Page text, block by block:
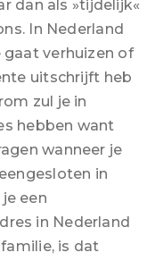
dan als »tijdelijk«
In Nederland
gaat verhuizen of
uitschrijft heb
zul je in
hebben want
wanneer je
in
een
in Nederland
is dat